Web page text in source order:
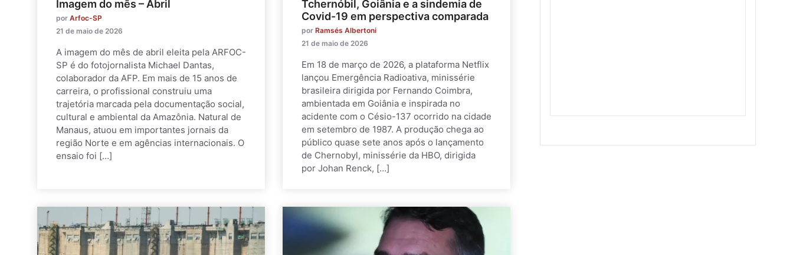
Imagem do mês – Abril
por Arfoc-SP
21 de maio de 2026
A imagem do mês de abril eleita pela ARFOC-
SP é do fotojornalista Michael Dantas,
colaborador da AFP. Em mais de 15 anos de
carreira, o profissional construiu uma
trajetória marcada pela documentação social,
cultural e ambiental da Amazônia. Natural de
Manaus, atuou em importantes jornais da
região Norte e em agências internacionais. O
ensaio foi […]
Tchernóbil, Goiânia e a sindemia de
Covid-19 em perspectiva comparada
por Ramsés Albertoni
21 de maio de 2026
Em 18 de março de 2026, a plataforma Netflix
lançou Emergência Radioativa, minissérie
brasileira dirigida por Fernando Coimbra,
ambientada em Goiânia e inspirada no
acidente com o Césio-137 ocorrido na cidade
em setembro de 1987. A produção chega ao
público quase sete anos após o lançamento
de Chernobyl, minissérie da HBO, dirigida
por Johan Renck, […]